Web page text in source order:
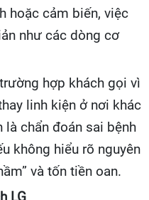
hoặc cảm biến, việc
như các dòng cơ
hợp khách gọi vì
linh kiện ở nơi khác
là chẩn đoán sai bệnh
không hiểu rõ nguyên
và tốn tiền oan.